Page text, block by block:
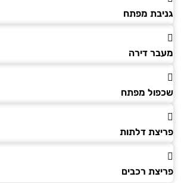
מפתח
דירה
מפתח
דלתות
רכבים